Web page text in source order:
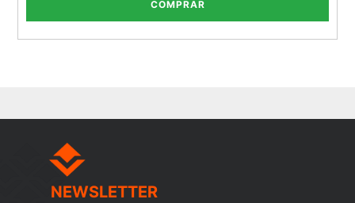
COMPRAR
NEWSLETTER